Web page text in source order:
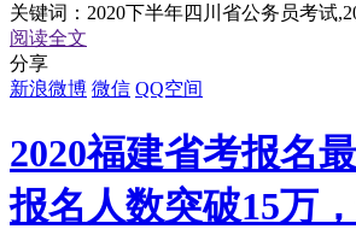
关键词： 2020下半年四川省公务员考试
阅读全文
分享
新浪微博 微信 QQ空间
2020福建省考报名
报名人数突破15万